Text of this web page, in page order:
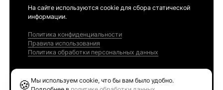
На сайте используются cookie для сбора статической
информации.
Политика конфиденциальности
Правила использования
Политика обработки персональных данных
🍪 Мы используем cookie, что бы вам было удобно.
Ethereum GAS Tracker